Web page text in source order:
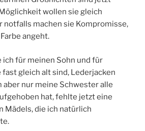
wollen sie gleich
notfalls machen sie Kompromisse,
angeht.
ich für meinen Sohn und für
gleich alt sind, Lederjacken
aber nur meine Schwester alle
hat, fehlte jetzt eine
Mädels, die ich natürlich